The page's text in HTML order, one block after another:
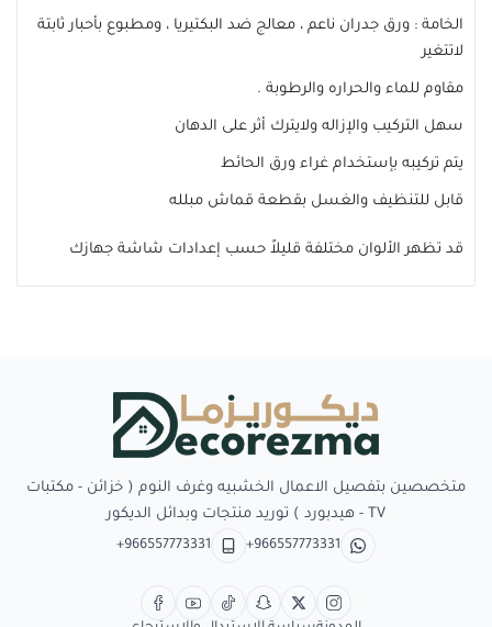
الخامة : ورق جدران ناعم ، معالج ضد البكتيريا ، ومطبوع بأحبار ثابتة
لاتتغير
مقاوم للماء والحراره والرطوبة .
سهل التركيب والإزاله ولايترك أثر على الدهان
يتم تركيبه بإستخدام غراء ورق الحائط
قابل للتنظيف والغسل بقطعة قماش مبلله
قد تظهر الألوان مختلفة قليلاً حسب إعدادات شاشة جهازك
متخصصين بتفصيل الاعمال الخشبيه وغرف النوم ( خزائن - مكتبات
TV - هيدبورد ) توريد منتجات وبدائل الديكور
+966557773331
+966557773331